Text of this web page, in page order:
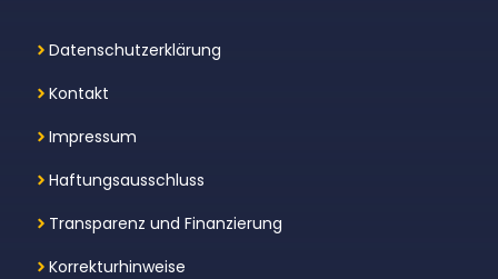
Datenschutzerklärung
Kontakt
Impressum
Haftungsausschluss
Transparenz und Finanzierung
Korrekturhinweise